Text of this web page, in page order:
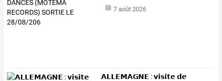
7 août 2026
𝗔𝗟𝗟𝗘𝗠𝗔𝗚𝗡𝗘 : 𝘃𝗶𝘀𝗶𝘁𝗲 𝗱𝗲